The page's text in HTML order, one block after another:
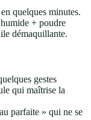
quelques minutes.
+ poudre
démaquillante.
gestes
qui maîtrise la
parfaite » qui ne se